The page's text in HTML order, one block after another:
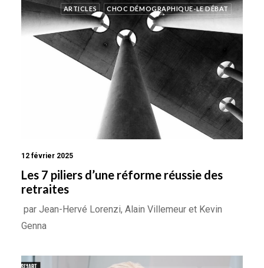
ARTICLES CHOC DÉMOGRAPHIQUE-LE DÉBAT
12 février 2025
Les 7 piliers d’une réforme réussie des
retraites
par Jean-Hervé Lorenzi, Alain Villemeur et Kevin
Genna